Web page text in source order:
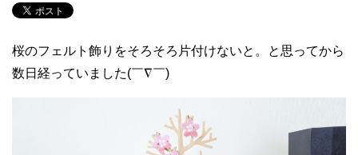
桜のフェルト飾りをそろそろ片付けないと。と思ってから
数日経っていました(￣∇￣)